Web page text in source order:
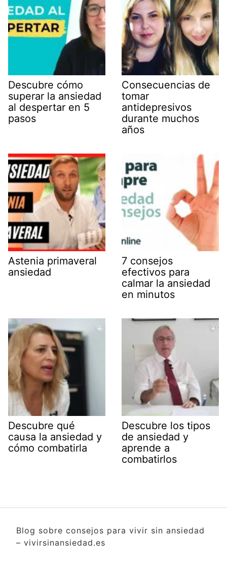
Descubre cómo
superar la ansiedad
al despertar en 5
pasos
Consecuencias de
tomar
antidepresivos
durante muchos
años
Astenia primaveral
ansiedad
7 consejos
efectivos para
calmar la ansiedad
en minutos
Descubre qué
causa la ansiedad y
cómo combatirla
Descubre los tipos
de ansiedad y
aprende a
combatirlos
Blog sobre consejos para vivir sin ansiedad
– vivirsinansiedad.es